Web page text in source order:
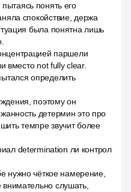
понять его
спокойствие, держа
была понятна лишь
паршели
вместо not fully clear.
определить
поэтому он
детермин это про
темпре звучит более
determination ли контрол
нужно чёткое намерение,
слушать,